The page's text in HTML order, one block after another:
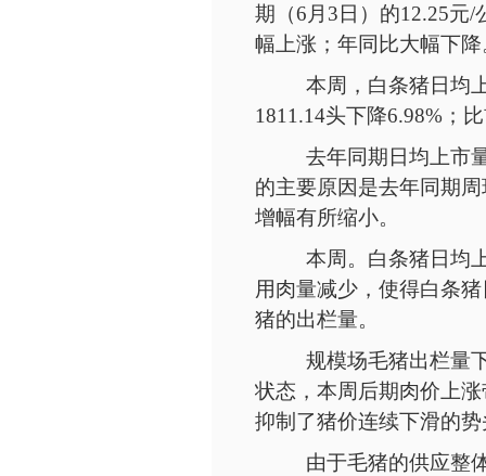
期（6月3日）的12.25元/
幅上涨；年同比大幅下
本周，白条猪日均
1811.14头下降6.98%；
去年同期日均上市
的主要原因是去年同期
增幅有所缩小。
本周。白条猪日均
用肉量减少，使得白条
猪的出栏量。
规模场毛猪出栏量
状态，本周后期肉价上
抑制了猪价连续下滑的
由于毛猪的供应整